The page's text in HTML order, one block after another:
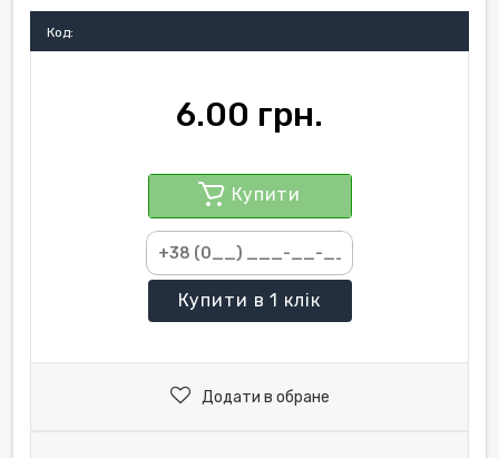
Код:
6.00 грн.
Купити
Купити в 1 клік
Додати в обране